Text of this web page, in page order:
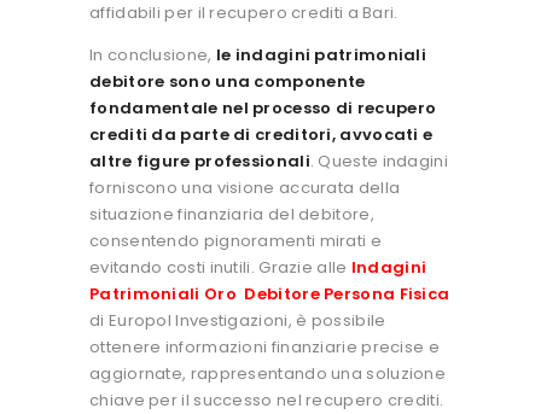
affidabili per il recupero crediti a Bari.
In conclusione, le indagini patrimoniali
debitore sono una componente
fondamentale nel processo di recupero
crediti da parte di creditori, avvocati e
altre figure professionali. Queste indagini
forniscono una visione accurata della
situazione finanziaria del debitore,
consentendo pignoramenti mirati e
evitando costi inutili. Grazie alle Indagini
Patrimoniali Oro Debitore Persona Fisica
di Europol Investigazioni, è possibile
ottenere informazioni finanziarie precise e
aggiornate, rappresentando una soluzione
chiave per il successo nel recupero crediti.